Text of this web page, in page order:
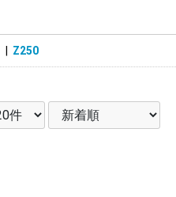
Z250